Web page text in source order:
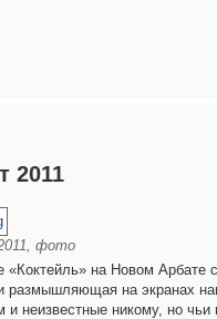
2011
фото
«Коктейль» на Новом Арбате
размышляющая на экранах
неизвестные никому, но чьи